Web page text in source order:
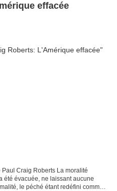
effacée
Craig Roberts La moralité
été évacuée, ne laissant aucune
le péché étant redéfini comme